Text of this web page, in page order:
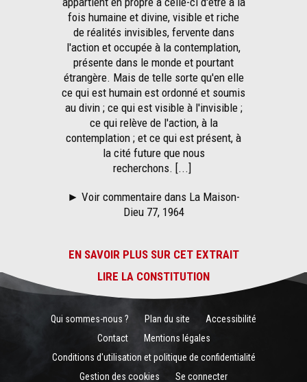
fois humaine et divine, visible et riche
de réalités invisibles, fervente dans
l'action et occupée à la contemplation,
présente dans le monde et pourtant
étrangère. Mais de telle sorte qu'en elle
ce qui est humain est ordonné et soumis
au divin ; ce qui est visible à l'invisible ;
ce qui relève de l'action, à la
contemplation ; et ce qui est présent, à
la cité future que nous
recherchons. [...]
► Voir commentaire dans La Maison-
Dieu 77, 1964
EN SAVOIR PLUS SUR CET EXTRAIT
LIRE LA CONSTITUTION
Qui sommes-nous ? Plan du site
Accessibilité
Contact
Mentions légales
Conditions d'utilisation et politique de confidentialité
Gestion des cookies
Se connecter